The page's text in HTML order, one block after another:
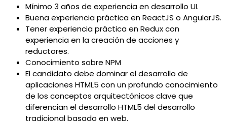
Mínimo 3 años de experiencia en desarrollo UI.
Buena experiencia práctica en ReactJS o AngularJS.
Tener experiencia práctica en Redux con
experiencia en la creación de acciones y
reductores.
Conocimiento sobre NPM
El candidato debe dominar el desarrollo de
aplicaciones HTML5 con un profundo conocimiento
de los conceptos arquitectónicos clave que
diferencian el desarrollo HTML5 del desarrollo
tradicional basado en web.